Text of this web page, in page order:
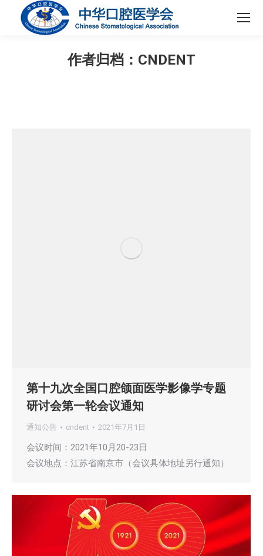
作者归档： CNDENT
第十九次全国口腔颌面医学影像学专题
研讨会第一轮会议通知
通知公告 cndent 2021年7月1日
会议时间：2021年10月20-23日
会议地点：江苏省南京市（会议具体地址另行通知）